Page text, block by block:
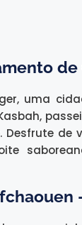
uma
Desfrute